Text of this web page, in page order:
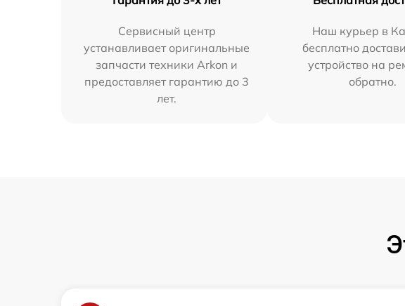
Сервисный центр
устанавливает оригинальные
запчасти техники Arkon и
предоставляет гарантию до 3
лет.
Наш курьер в
бесплатно
устройство на
обратно.